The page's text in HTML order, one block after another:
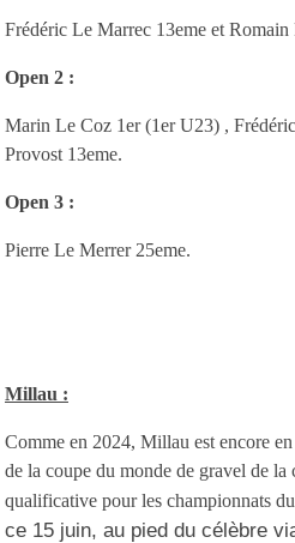
Frédéric Le Marrec 13eme et Romain
Open 2 :
Marin Le Coz 1er (1er U23) ,
Provost 13eme.
Open 3 :
Pierre Le Merrer 25eme.
Millau :
Comme en 2024, Millau est encore
de la coupe du monde de gravel de la
qualificative pour les championnats
ce 15 juin, au pied du célèbre